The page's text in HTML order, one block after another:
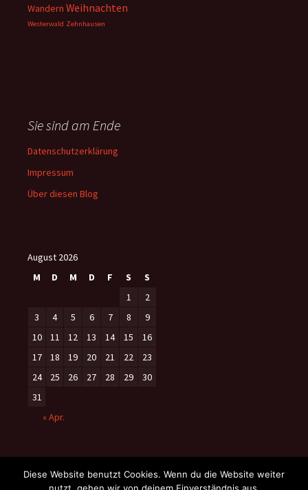
Wandern Weihnachten
Westerwald Zehnhausen
Sie sind am Ende
Datenschutzerklärung
Impressum
Über diesen Blog
August 2026
M
D M D F S
S
1
2
3
4 5 6 7 8
9
10
11 12 13 14 15
16
17
18 19 20 21 22
23
24
25 26 27 28 29
30
31
« Apr.
Diese Website benutzt Cookies. Wenn du die Website weiter